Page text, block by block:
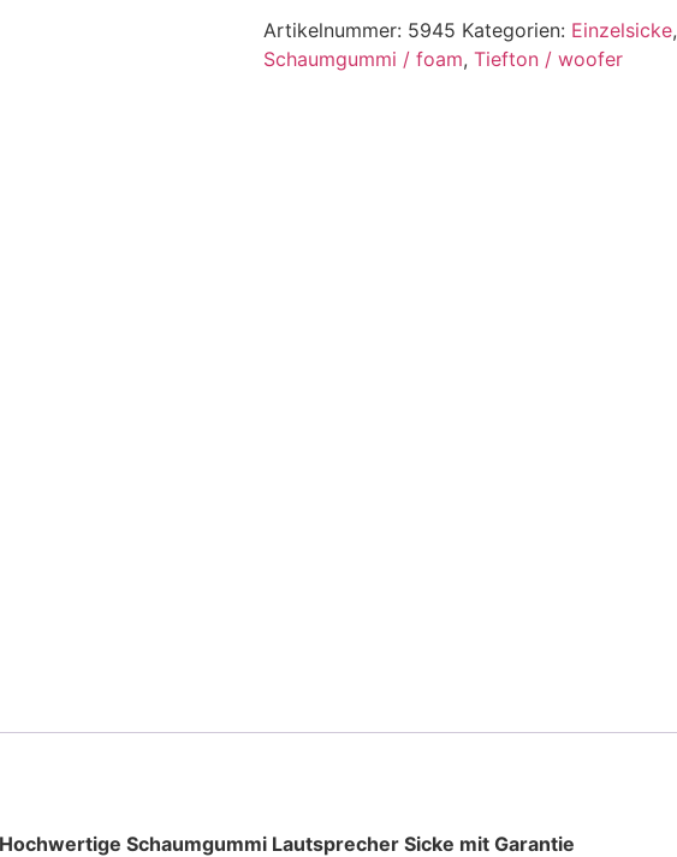
Artikelnummer: 5945 Kategorien: Einzelsicke,
Schaumgummi / foam, Tiefton / woofer
Lautsprecher Sicke mit Garantie